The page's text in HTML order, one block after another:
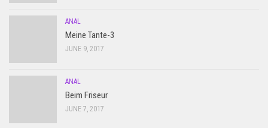
ANAL
Meine Tante-3
JUNE 9, 2017
ANAL
Beim Friseur
JUNE 7, 2017